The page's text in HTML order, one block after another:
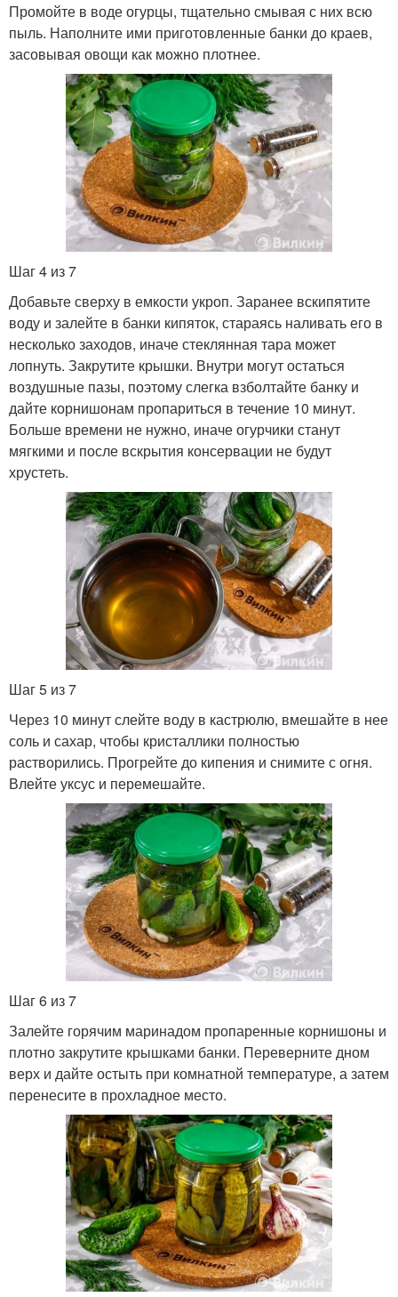
Промойте в воде огурцы, тщательно смывая с них всю
пыль. Наполните ими приготовленные банки до краев,
засовывая овощи как можно плотнее.
Шаг 4 из 7
Добавьте сверху в емкости укроп. Заранее вскипятите
воду и залейте в банки кипяток, стараясь наливать его в
несколько заходов, иначе стеклянная тара может
лопнуть. Закрутите крышки. Внутри могут остаться
воздушные пазы, поэтому слегка взболтайте банку и
дайте корнишонам пропариться в течение 10 минут.
Больше времени не нужно, иначе огурчики станут
мягкими и после вскрытия консервации не будут
хрустеть.
Шаг 5 из 7
Через 10 минут слейте воду в кастрюлю, вмешайте в нее
соль и сахар, чтобы кристаллики полностью
растворились. Прогрейте до кипения и снимите с огня.
Влейте уксус и перемешайте.
Шаг 6 из 7
Залейте горячим маринадом пропаренные корнишоны и
плотно закрутите крышками банки. Переверните дном
верх и дайте остыть при комнатной температуре, а затем
перенесите в прохладное место.